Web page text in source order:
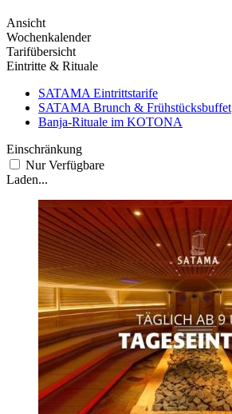
Ansicht
Wochenkalender
Tarifübersicht
Eintritte & Rituale
SATAMA Eintrittstarife
SATAMA Brunch & Frühstücksbuffet
Banja-Rituale im KOTONA
Einschränkung
Nur Verfügbare
Laden...